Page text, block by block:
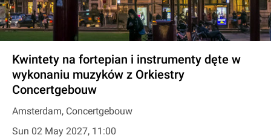
Kwintety na fortepian i instrumenty dęte w
wykonaniu muzyków z Orkiestry
Concertgebouw
Amsterdam, Concertgebouw
Sun 02 May 2027, 11:00